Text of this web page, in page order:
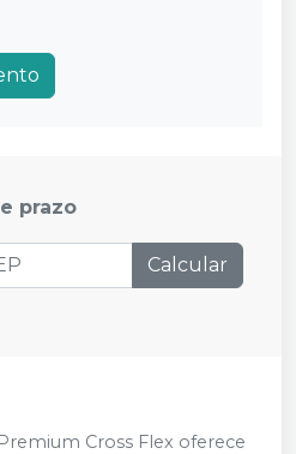
prazo
Calcular
Cross Flex oferece